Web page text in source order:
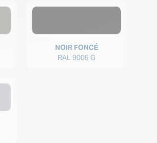
NOIR FONCÉ
RAL 9005 G